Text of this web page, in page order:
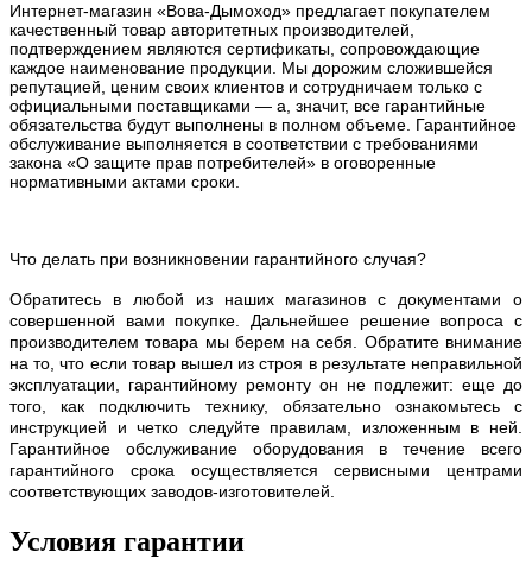
Интернет-магазин «Вова-Дымоход» предлагает покупателем
качественный товар авторитетных производителей,
подтверждением являются сертификаты, сопровождающие
каждое наименование продукции. Мы дорожим сложившейся
репутацией, ценим своих клиентов и сотрудничаем только с
официальными поставщиками — а, значит, все гарантийные
обязательства будут выполнены в полном объеме. Гарантийное
обслуживание выполняется в соответствии с требованиями
закона «О защите прав потребителей» в оговоренные
нормативными актами сроки.
Что делать при возникновении гарантийного случая?
Обратитесь в любой из наших магазинов с документами о
совершенной вами покупке. Дальнейшее решение вопроса с
производителем товара мы берем на себя. Обратите внимание
на то, что если товар вышел из строя в результате неправильной
эксплуатации, гарантийному ремонту он не подлежит: еще до
того, как подключить технику, обязательно ознакомьтесь с
инструкцией и четко следуйте правилам, изложенным в ней.
Гарантийное обслуживание оборудования в течение всего
гарантийного срока осуществляется сервисными центрами
соответствующих заводов-изготовителей.
Условия гарантии